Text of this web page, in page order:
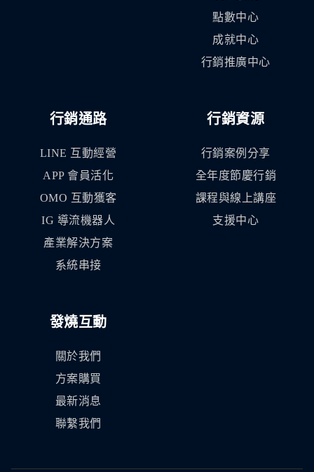
點數中心
成就中心
行銷推廣中心
行銷通路
LINE 互動經營
APP 會員活化
OMO 互動獲客
IG 導流機器人
產業解決方案
系統串接
行銷資源
行銷案例分享
全年度節慶行銷
課程與線上講座
支援中心
發燒互動
關於我們
方案購買
最新消息
聯繫我們